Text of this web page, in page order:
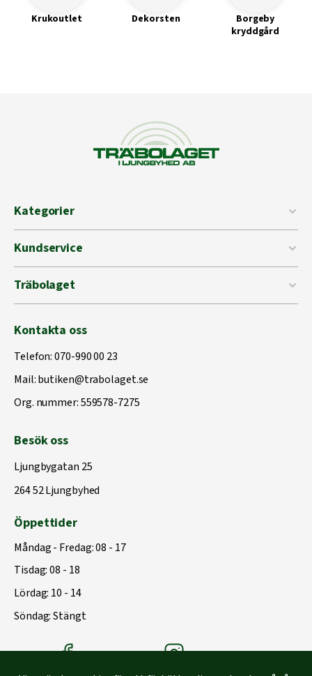
Krukoutlet Dekorsten
Borgeby
kryddgård
Kategorier
Kundservice
Träbolaget
Kontakta oss
Telefon:070-990 00 23
Mail:butiken@trabolaget.se
Org. nummer: 559578-7275
Besök oss
Ljungbygatan 25
264 52 Ljungbyhed
Öppettider
Måndag - Fredag: 08 - 17
Tisdag: 08 - 18
Lördag: 10 - 14
Söndag: Stängt
Träbolagets FacebookTräbolagets instagram